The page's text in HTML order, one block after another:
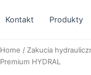
Kontakt Produkty
Home / Zakucia
Premium HYDRAL